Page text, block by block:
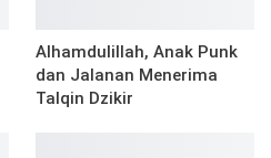
Alhamdulillah, Anak Punk
dan Jalanan Menerima
Talqin Dzikir